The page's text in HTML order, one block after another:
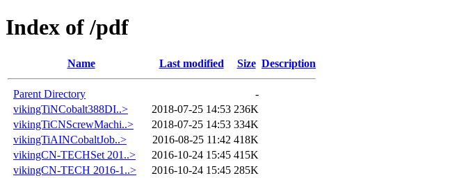
Index of /pdf
Name Last modified Size Description
Parent Directory
-
vikingTiNCobalt388DI..>
2018-07-25 14:53 236K
vikingTiCNScrewMachi..>
2018-07-25 14:53 334K
vikingTiAINCobaltJob..>
2016-08-25 11:42 418K
vikingCN-TECHSet 201..>
2016-10-24 15:45 415K
vikingCN-TECH 2016-1..>
2016-10-24 15:45 285K